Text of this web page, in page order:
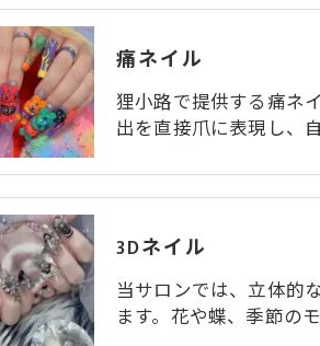
痛ネイル
狸小路で提供する痛ネ
出を直接爪に表現し、
3Dネイル
当サロンでは、立体的
ます。花や蝶、季節の